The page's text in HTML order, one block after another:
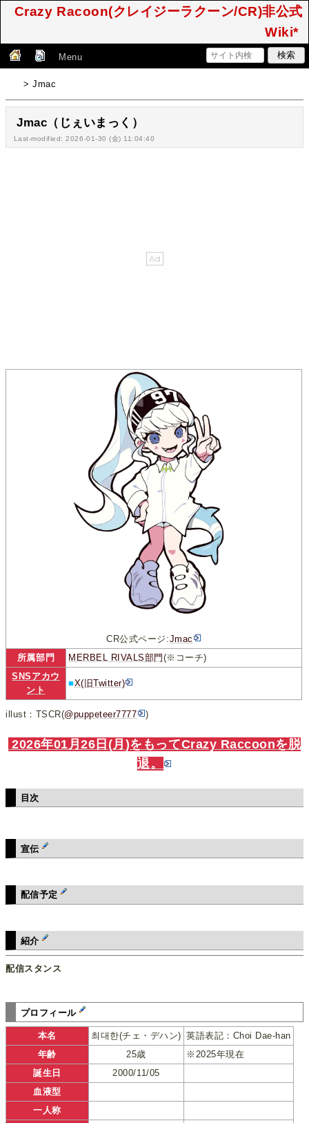
Crazy Racoon(クレイジーラクーン/CR)非公式
Wiki*
Menu
> Jmac
Jmac（じぇいまっく）
Last-modified: 2026-01-30 (金) 11:04:40
CR公式ページ:Jmac
所属部門
MERBEL RIVALS部門 (※コーチ)
SNSアカウ
ント
■X(旧Twitter)
illust：TSCR(@puppeteer7777 )
2026年01月26日(月)をもってCrazy Raccoonを脱
退。
目次
宣伝
配信予定
紹介
配信スタンス
プロフィール
本名 최대한(チェ・デハン) 英語表記：Choi Dae-han
年齢
25歳
※2025年現在
誕生日
2000/11/05
血液型
一人称